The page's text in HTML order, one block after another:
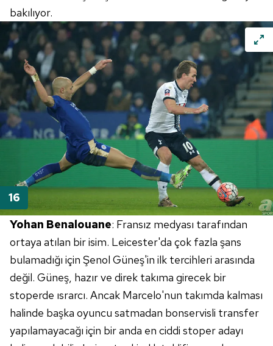
bakılıyor.
Yohan Benalouane: Fransız medyası tarafından
ortaya atılan bir isim. Leicester'da çok fazla şans
bulamadığı için Şenol Güneş'in ilk tercihleri arasında
değil. Güneş, hazır ve direk takıma girecek bir
stoperde ısrarcı. Ancak Marcelo'nun takımda kalması
halinde başka oyuncu satmadan bonservisli transfer
yapılamayacağı için bir anda en ciddi stoper adayı